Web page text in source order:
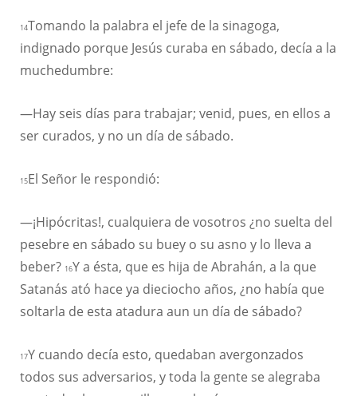
14Tomando la palabra el jefe de la sinagoga,
indignado porque Jesús curaba en sábado, decía a la
muchedumbre:
—Hay seis días para trabajar; venid, pues, en ellos a
ser curados, y no un día de sábado.
15El Señor le respondió:
—¡Hipócritas!, cualquiera de vosotros ¿no suelta del
pesebre en sábado su buey o su asno y lo lleva a
beber? 16Y a ésta, que es hija de Abrahán, a la que
Satanás ató hace ya dieciocho años, ¿no había que
soltarla de esta atadura aun un día de sábado?
17Y cuando decía esto, quedaban avergonzados
todos sus adversarios, y toda la gente se alegraba